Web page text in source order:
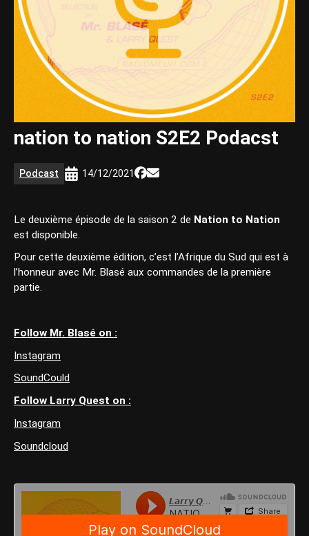
nation to nation S2E2 Podacst
Podcast 14/12/2021
Le deuxième épisode de la saison 2 de Nation to Nation
est disponible.
Pour cette deuxième édition, c’est l’Afrique du Sud qui est à
l’honneur avec Mr. Blasé aux commandes de la première
partie.
Follow Mr. Blasé on :
Instagram
SoundCould
Follow Larry Quest on :
Instagram
Soundcloud